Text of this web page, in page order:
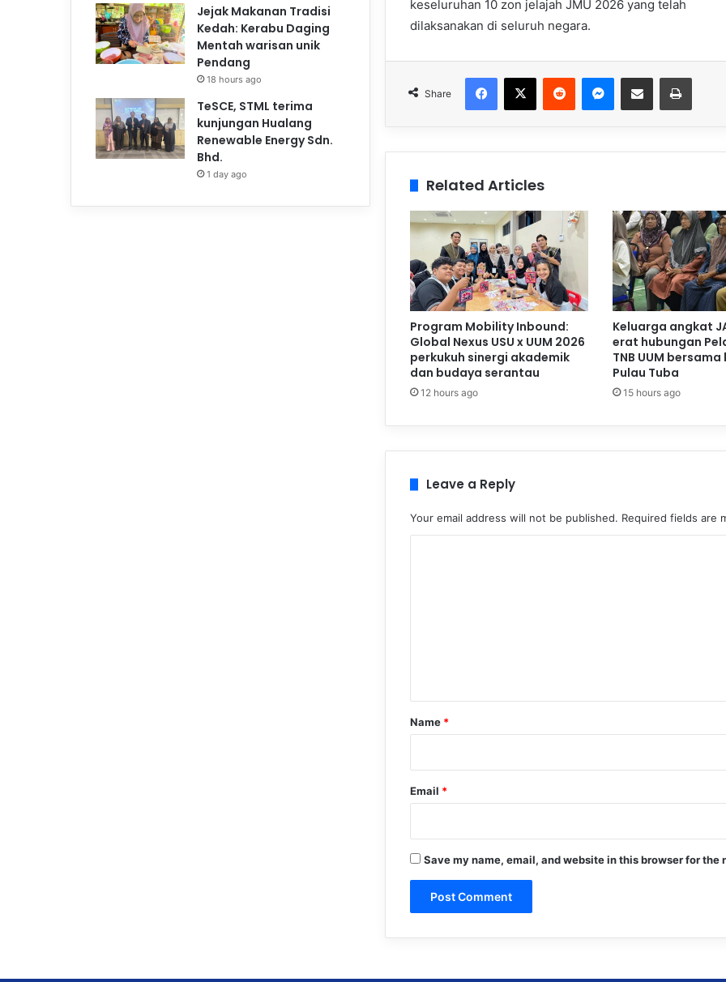
keseluruhan 10 zon jelajah JMU 2026 yang telah
dilaksanakan di seluruh negara.
Share
Related Articles
Program Mobility Inbound:
Global Nexus USU x UUM 2026
perkukuh sinergi akademik
dan budaya serantau
12 hours ago
Keluarga angkat
erat hubungan
TNB UUM
Pulau Tuba
15 hours ago
Leave a Reply
Your email address will not be published. Required fields are
*
Name *
Email *
Save my name, email, and website in this browser for the
Jejak Makanan Tradisi
Kedah: Kerabu Daging
Mentah warisan unik
Pendang
18 hours ago
TeSCE, STML terima
kunjungan Hualang
Renewable Energy Sdn.
Bhd.
1 day ago